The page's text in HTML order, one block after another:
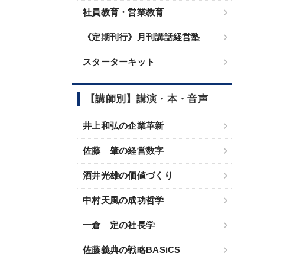
社員教育・営業教育
《定期刊行》月刊講話経営塾
スターターキット
【講師別】講演・本・音声
井上和弘の企業革新
佐藤 肇の経営数字
酒井光雄の価値づくり
中村天風の成功哲学
一倉 定の社長学
佐藤義典の戦略BASiCS